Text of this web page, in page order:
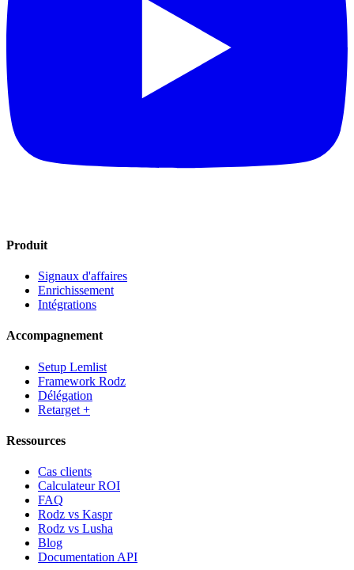
Produit
Signaux d'affaires
Enrichissement
Intégrations
Accompagnement
Setup Lemlist
Framework Rodz
Délégation
Retarget +
Ressources
Cas clients
Calculateur ROI
FAQ
Rodz vs Kaspr
Rodz vs Lusha
Blog
Documentation API